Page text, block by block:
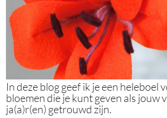
In deze blog geef ik je een heleboel
bloemen die je kunt geven als jouw
ja(a)r(en) getrouwd zijn.